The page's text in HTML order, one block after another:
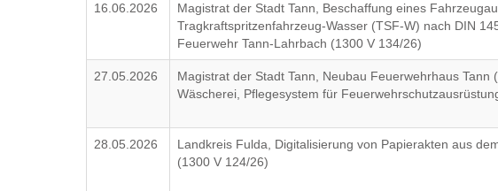
16.06.2026
Magistrat der Stadt Tann, Beschaffung eines
Tragkraftspritzenfahrzeug-Wasser (TSF-W) nach DIN
Feuerwehr Tann-Lahrbach (1300 V 134/26)
27.05.2026
Magistrat der Stadt Tann, Neubau Feuerwehrhaus Tann
Wäscherei, Pflegesystem für
28.05.2026
Landkreis Fulda, Digitalisierung von Papierakten aus
(1300 V 124/26)